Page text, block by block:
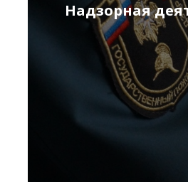
Надзорная